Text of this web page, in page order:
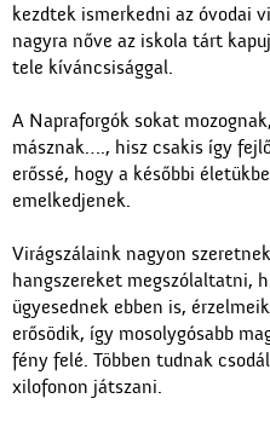
kezdtek ismerkedni az óvodai
nagyra nőve az iskola tárt
tele kíváncsisággal.
A Napraforgók sokat
másznak…., hisz csakis így
erőssé, hogy a későbbi
emelkedjenek.
Virágszálaink nagyon
hangszereket megszólaltatni,
ügyesednek ebben is,
erősödik, így mosolygósabb
fény felé. Többen tudnak
xilofonon játszani.